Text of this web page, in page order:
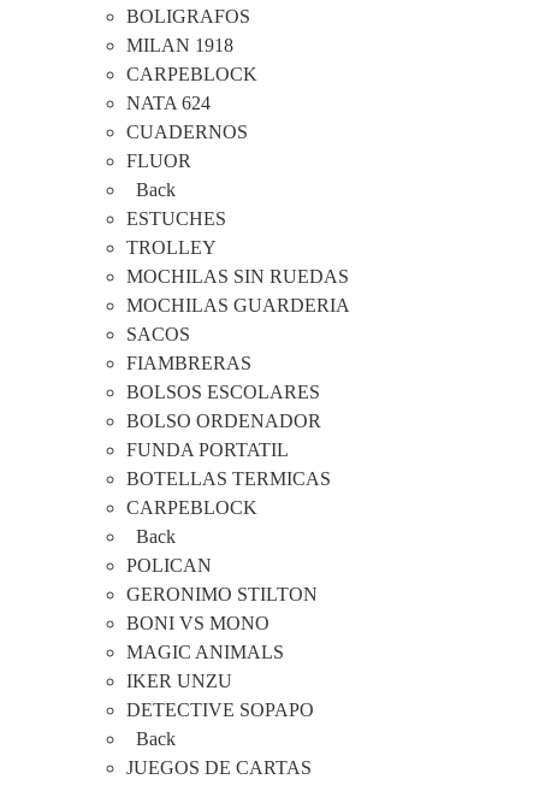
BOLIGRAFOS
MILAN 1918
CARPEBLOCK
NATA 624
CUADERNOS
FLUOR
Back
ESTUCHES
TROLLEY
MOCHILAS SIN RUEDAS
MOCHILAS GUARDERIA
SACOS
FIAMBRERAS
BOLSOS ESCOLARES
BOLSO ORDENADOR
FUNDA PORTATIL
BOTELLAS TERMICAS
CARPEBLOCK
Back
POLICAN
GERONIMO STILTON
BONI VS MONO
MAGIC ANIMALS
IKER UNZU
DETECTIVE SOPAPO
Back
JUEGOS DE CARTAS